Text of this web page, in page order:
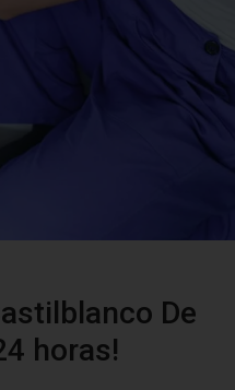
De
horas!